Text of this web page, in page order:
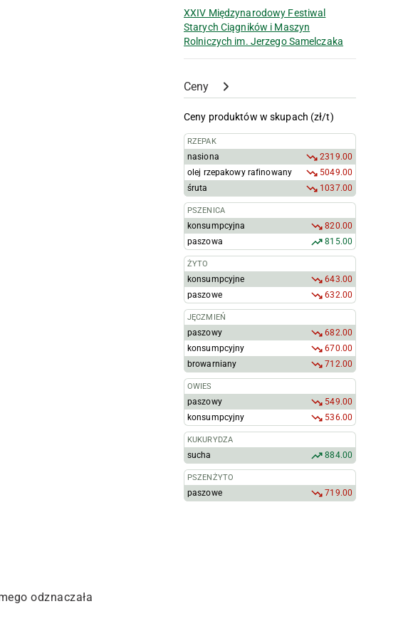
odznaczała
XXIV Międzynarodowy Festiwal
Starych Ciągników i Maszyn
Rolniczych im. Jerzego Samelczaka
Ceny
Ceny produktów w skupach (zł/t)
RZEPAK
nasiona
2319.00
olej rzepakowy rafinowany
5049.00
śruta
1037.00
PSZENICA
konsumpcyjna
820.00
paszowa
815.00
ŻYTO
konsumpcyjne
643.00
paszowe
632.00
JĘCZMIEŃ
paszowy
682.00
konsumpcyjny
670.00
browarniany
712.00
OWIES
paszowy
549.00
konsumpcyjny
536.00
KUKURYDZA
sucha 884.00
PSZENŻYTO
paszowe 719.00